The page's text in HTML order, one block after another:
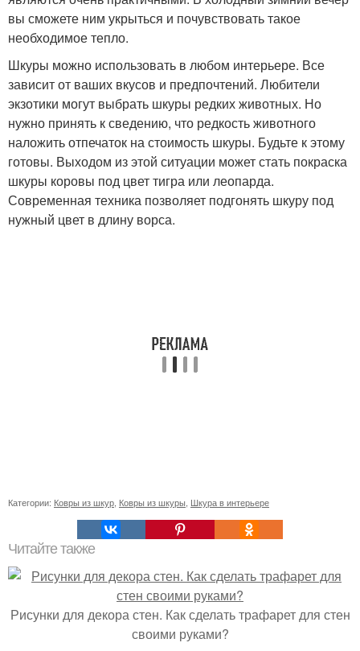
вы сможете ним укрыться и почувствовать такое
необходимое тепло.
Шкуры можно использовать в любом интерьере. Все
зависит от ваших вкусов и предпочтений. Любители
экзотики могут выбрать шкуры редких животных. Но
нужно принять к сведению, что редкость животного
наложить отпечаток на стоимость шкуры. Будьте к этому
готовы. Выходом из этой ситуации может стать покраска
шкуры коровы под цвет тигра или леопарда.
Современная техника позволяет подгонять шкуру под
нужный цвет в длину ворса.
Категории: Ковры из шкур Ковры из шкуры Шкура в интерьере
Читайте также
Рисунки для декора стен. Как сделать трафарет для стен
своими руками?